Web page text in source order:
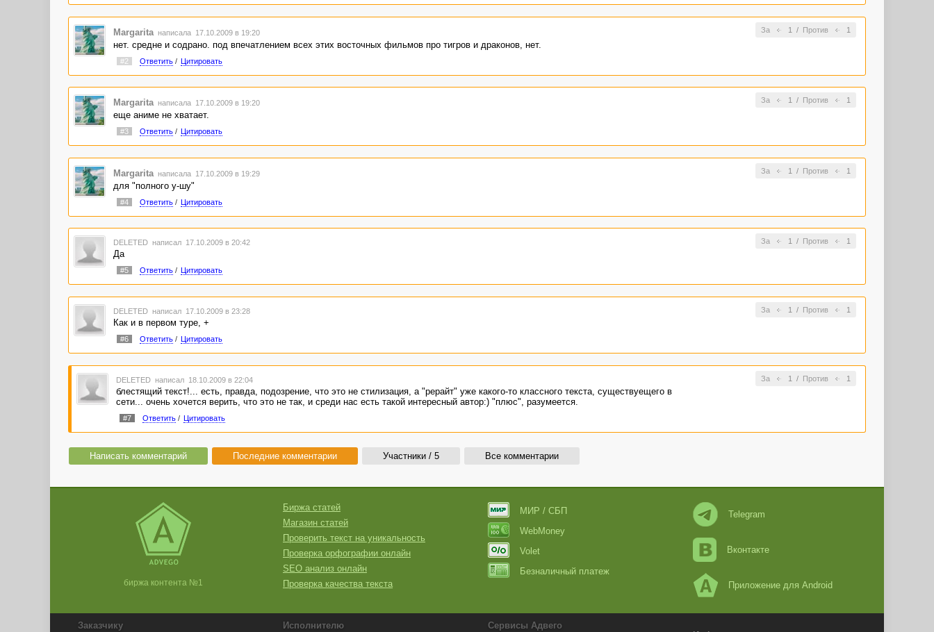
За 1 / Против 1
Margarita написала 17.10.2009 в 19:20
нет. средне и содрано. под впечатлением всех этих восточных фильмов про тигров и драконов, нет.
#2 Ответить/ Цитировать
За 1 / Против 1
Margarita написала 17.10.2009 в 19:20
еще аниме не хватает.
#3 Ответить/ Цитировать
За 1 / Против 1
Margarita написала 17.10.2009 в 19:29
для "полного у-шу"
#4 Ответить/ Цитировать
За 1 / Против 1
DELETED написал 17.10.2009 в 20:42
Да
#5 Ответить/ Цитировать
За 1 / Против 1
DELETED написал 17.10.2009 в 23:28
Как и в первом туре, +
#6 Ответить/ Цитировать
За 1 / Против 1
DELETED написал 18.10.2009 в 22:04
блестящий текст!... есть, правда, подозрение, что это не стилизация, а "рерайт" уже какого-то классного текста, существуещего в
сети... очень хочется верить, что это не так, и среди нас есть такой интересный автор:) "плюс", разумеется.
#7 Ответить/ Цитировать
Написать комментарий Последние комментарии Участники / 5 Все комментарии
биржа контента №1
Биржа статей
Магазин статей
Проверить текст на уникальность
Проверка орфографии онлайн
SEO анализ онлайн
Проверка качества текста
МИР / СБП
WebMoney
Volet
Безналичный платеж
Telegram
Вконтакте
Приложение для Android
Заказчику Исполнителю
Сервисы Адвего